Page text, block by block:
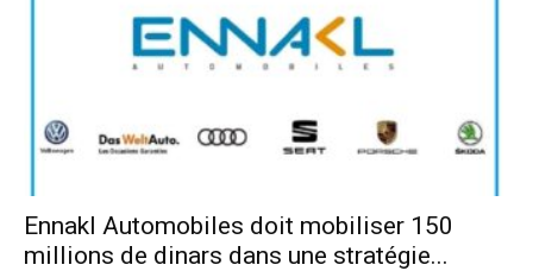
Ennakl Automobiles doit mobiliser 150
millions de dinars dans une stratégie...